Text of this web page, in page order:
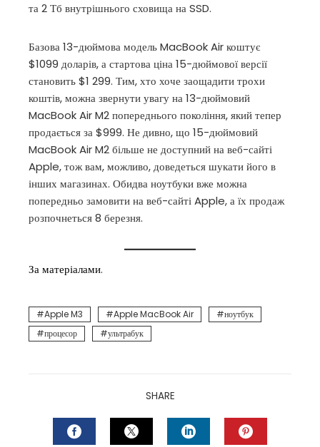
та 2 Тб внутрішнього сховища на SSD.
Базова 13-дюймова модель MacBook Air коштує
$1099 доларів, а стартова ціна 15-дюймової версії
становить $1 299. Тим, хто хоче заощадити трохи
коштів, можна звернути увагу на 13-дюймовий
MacBook Air M2 попереднього покоління, який тепер
продається за $999. Не дивно, що 15-дюймовий
MacBook Air M2 більше не доступний на веб-сайті
Apple, тож вам, можливо, доведеться шукати його в
інших магазинах. Обидва ноутбуки вже можна
попередньо замовити на веб-сайті Apple, а їх продаж
розпочнеться 8 березня.
За матеріалами.
Apple M3 Apple MacBook Air
ноутбук
процесор
ультрабук
SHARE